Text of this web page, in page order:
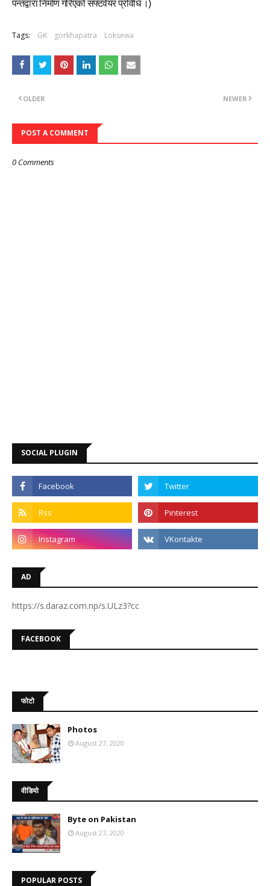
पन्तद्वारा निर्माण गरिएको सफ्टवेयर प्रविधि ।)
Tags: GK gorkhapatra Loksewa
NEWER
OLDER
POST A COMMENT
0 Comments
SOCIAL PLUGIN
AD
https://s.daraz.com.np/s.ULz3?cc
FACEBOOK
फोटो
Photos
August 27, 2020
वीडियो
Byte on Pakistan
August 27, 2020
POPULAR POSTS